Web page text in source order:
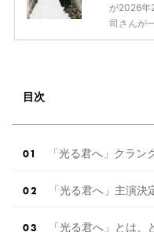
が2026年
司さんが
娠してい
メント全
目次
「光る君へ」クラン
「光る君へ」主演決
「光る君へ」とは、